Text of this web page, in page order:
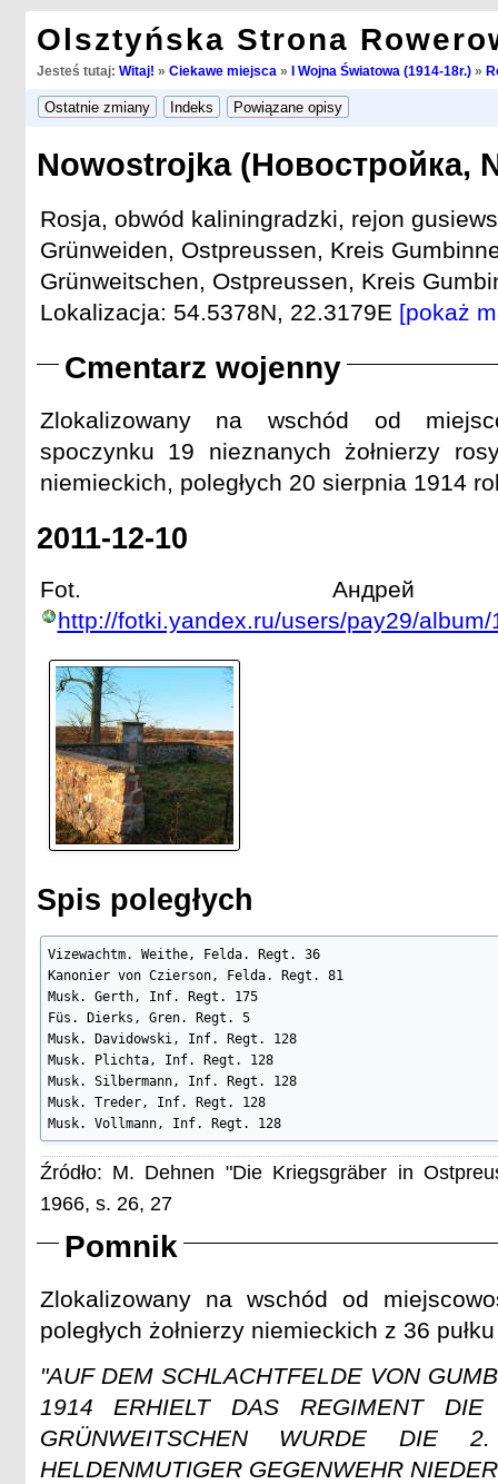
Olsztyńska Strona
Jesteś tutaj: Witaj! » Ciekawe miejsca » I Wojna Światowa (1914-18r.)»
Nowostrojka (Новостройка,
Rosja, obwód kaliningradzki, rejon
Grünweiden, Ostpreussen, Kreis
Grünweitschen, Ostpreussen, Kreis
Lokalizacja: 54.5378N, 22.3179E [pokaż
Cmentarz wojenny
Zlokalizowany na wschód od
spoczynku 19 nieznanych żołnierzy
niemieckich, poległych 20 sierpnia 1914
2011-12-10
Fot. Андрей
http://fotki.yandex.ru/users/pay29/album/
Spis poległych
Vizewachtm. Weithe, Felda. Regt. 36
Kanonier von Czierson, Felda. Regt. 81
Musk. Gerth, Inf. Regt. 175
Füs. Dierks, Gren. Regt. 5
Musk. Davidowski, Inf. Regt. 128
Musk. Plichta, Inf. Regt. 128
Musk. Silbermann, Inf. Regt. 128
Musk. Treder, Inf. Regt. 128
Musk. Vollmann, Inf. Regt. 128
Źródło: M. Dehnen "Die Kriegsgräber in
1966, s. 26, 27
Pomnik
Zlokalizowany na wschód od
poległych żołnierzy niemieckich z 36
"AUF DEM SCHLACHTFELDE VON
1914 ERHIELT DAS REGIMENT
GRÜNWEITSCHEN WURDE DIE
HELDENMUTIGER GEGENWEHR